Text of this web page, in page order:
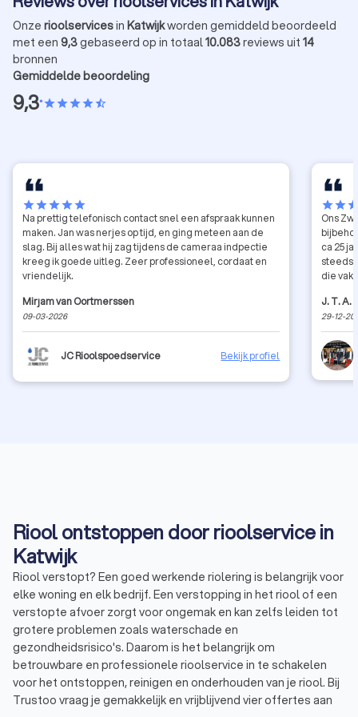
Onze rioolservicesin Katwijkworden gemiddeld beoordeeld
met een 9,3gebaseerd op in totaal10.083reviews uit 14
bronnen
Gemiddelde beoordeling
9,3•starstarstarstarstar_half
starstarstarstarstar
Na prettig telefonisch contact snel een afspraak kunnen
maken. Jan was nerjes op tijd, en ging meteen aan de
slag. Bij alles wat hij zag tijdens de cameraa indpectie
kreeg ik goede uitleg. Zeer professioneel, cordaat en
vriendelijk.
Mirjam van Oortmerssen
09-03-2026
JC Rioolspoedservice Bekijk profiel
starstar
Ons
ca 25
steeds
die
dat we
een
J. T. A.
29-12-
Riool ontstoppen door rioolservice in
Katwijk
Riool verstopt? Een goed werkende riolering is belangrijk voor
elke woning en elk bedrijf. Een verstopping in het riool of een
verstopte afvoer zorgt voor ongemak en kan zelfs leiden tot
grotere problemen zoals waterschade en
gezondheidsrisico's. Daarom is het belangrijk om
betrouwbare en professionele rioolservice in te schakelen
voor het ontstoppen, reinigen en onderhouden van je riool. Bij
Trustoo vraag je gemakkelijk en vrijblijvend vier offertes aan